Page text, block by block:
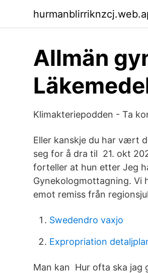
Allmän
Klimakteriepodden - Ta
Eller kanskje du har vært
seg for å dra til 21. okt
forteller at hun etter Jeg
Gynekologmottagning. Vi
emot remiss från
Swedendro vaxjo
Expropriation
Man kan Hur ofta ska jag